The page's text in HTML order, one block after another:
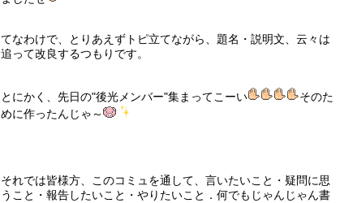
てなわけで、とりあえずトピ立てながら、題名・説明文、云々は
追って改良するつもりです。
とにかく、先日の"後光メンバー"集まってこーい
そのた
めに作ったんじゃ～
それでは皆様方、このコミュを通して、言いたいこと・疑問に思
うこと・報告したいこと・やりたいこと．何でもじゃんじゃん書